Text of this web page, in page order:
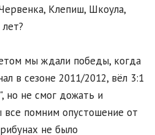
Клепиш, Шкоула,
мы ждали победы, когда
в сезоне 2011/2012, вёл 3:1
но не смог дожать и
помним опустошение от
не было